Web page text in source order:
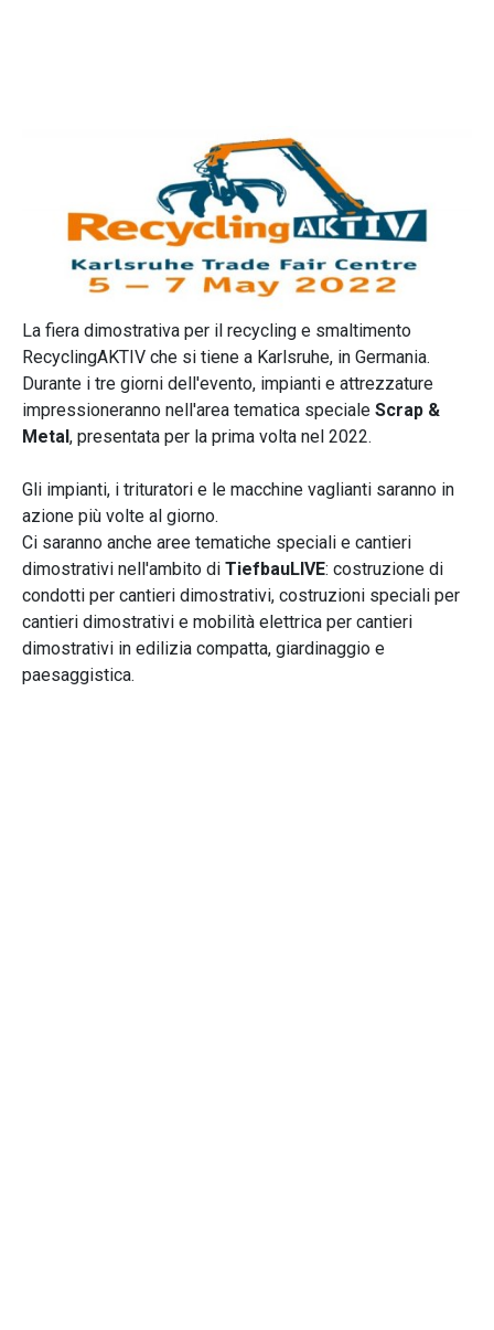
La fiera dimostrativa per il recycling e smaltimento
RecyclingAKTIV che si tiene a Karlsruhe, in Germania.
Durante i tre giorni dell'evento, impianti e attrezzature
impressioneranno nell'area tematica speciale Scrap &
Metal , presentata per la prima volta nel 2022.
Gli impianti, i trituratori e le macchine vaglianti saranno in
azione più volte al giorno.
Ci saranno anche aree tematiche speciali e cantieri
dimostrativi nell'ambito di TiefbauLIVE: costruzione di
condotti per cantieri dimostrativi, costruzioni speciali per
cantieri dimostrativi e mobilità elettrica per cantieri
dimostrativi in ​​edilizia compatta, giardinaggio e
paesaggistica.